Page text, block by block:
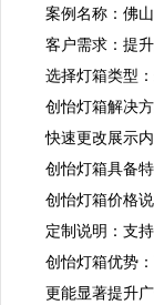
案例名称：佛
客户需求：提
选择灯箱类型
创怡灯箱解决
快速更改展示
创怡灯箱具备
创怡灯箱价格
定制说明：支
创怡灯箱优势
更能显著提升